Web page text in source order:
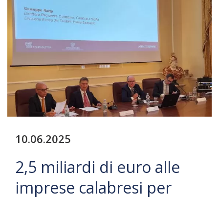
10.06.2025
2,5 miliardi di euro alle
imprese calabresi per